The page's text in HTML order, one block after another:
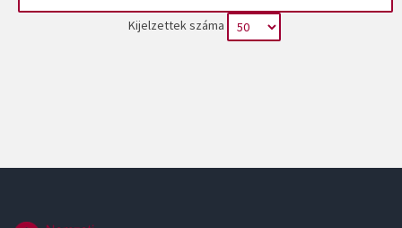
Kijelzettek száma